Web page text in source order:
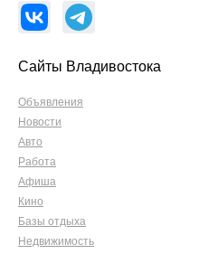
Сайты Владивостока
Объявления
Новости
Авто
Работа
Афиша
Кино
Базы отдыха
Недвижимость